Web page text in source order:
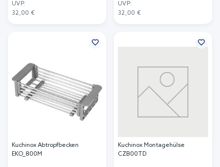
UVP:
32,00 €
UVP:
32,00 €
Kuchinox Abtropfbecken
EKO_800M
Kuchinox Montagehülse
CZB00TD